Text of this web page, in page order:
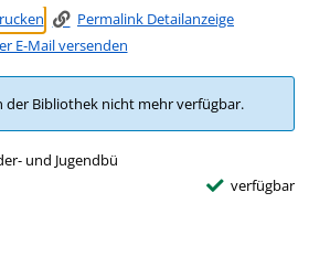
Permalink Detailanzeige
E-Mail versenden
der Bibliothek nicht mehr verfügbar.
und Jugendbü
verfügbar